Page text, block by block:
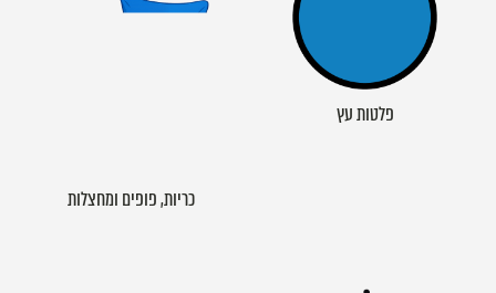
פלטות עץ
כריות, פופים ומחצלות